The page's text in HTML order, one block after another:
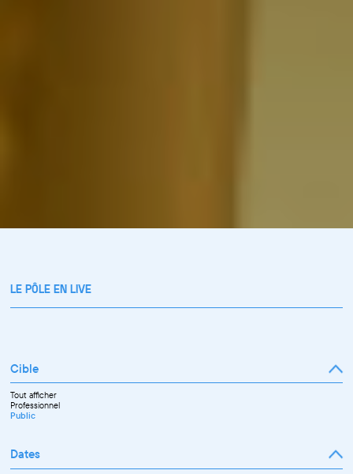
LE PÔLE EN LIVE
Cible
Tout afficher
Professionnel
Public
Dates